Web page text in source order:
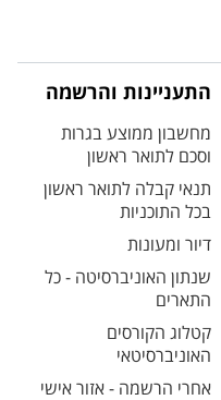
התעניינות והרשמה
מחשבון ממוצע בגרות
וסכם לתואר ראשון
תנאי קבלה לתואר ראשון
בכל התוכניות
דיור ומעונות
שנתון האוניברסיטה - כל
התארים
קטלוג הקורסים
האוניברסיטאי
אחרי הרשמה - אזור אישי